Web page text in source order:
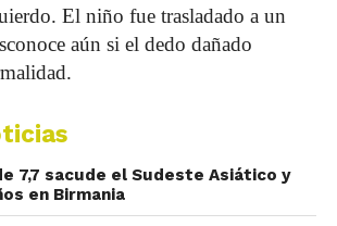
El niño fue trasladado a un
aún si el dedo dañado
7,7 sacude el Sudeste Asiático y
en Birmania